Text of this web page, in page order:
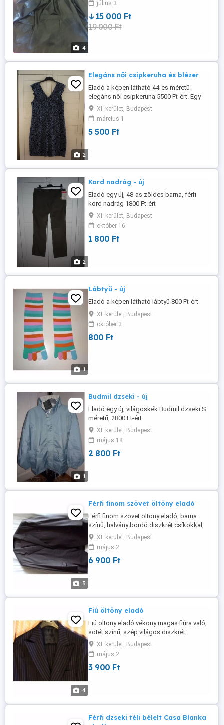
4
július 3
15 000 Ft
19 000 Ft
2
Elegáns női csipkeruha és blézer
Eladó a képen látható 44-es méretű
elegáns női csipkeruha 5500 Ft-ért. Egy
alkalommal (esküvő) volt használva.
Hozzá való 44-es sötétkék blézer 5500 Ft-
ért eladó. Mindkettő mosható.
XI. kerület, Budapest
március 1
5 500 Ft
2
Kord nadrág - új
Eladó egy új, 48-as zöldes barna, férfi
kord nadrág 1800 Ft-ért
XI. kerület, Budapest
október 16
1 800 Ft
1
Lábtyű - új
Eladó a képen látható lábtyű 800 Ft-ért
XI. kerület, Budapest
október 3
800 Ft
1
Budmil dzseki - új
Eladó egy új, világoskék Budmil dzseki S
méretű, 2800 Ft-ért
XI. kerület, Budapest
május 18
2 800 Ft
5
Férfi finom szövet öltöny eladó
Férfi finom szövet öltöny eladó, barna
színű, halvány bordó diszkrét csíkokkal,
nagyméretű, karcsúsított, divatos, kb. 185
magas és kb. 100 - 110 kg-os férfire való,
derékbőség 110 cm, nadrág hossza 112
cm, teljesen új állapotú. Ára: 6 900 Ft
XI. kerület, Budapest
május 2
6 900 Ft
4
Fiú öltöny eladó
Fiú öltöny eladó vékony magas fiúra való,
sötét színű, szép világos diszkrét
csíkokkal, anyaga 45 % pamut, 55 %
poliészter, nem gyűrődik, modern fazon,
vállszélesség 48 cm, derékbőség 85 cm,
zakó hossza 86 cm, nadrág hossza 110
XI. kerület, Budapest
május 2
3 900 Ft
Férfi dzseki téli bélelt Casa Blanka